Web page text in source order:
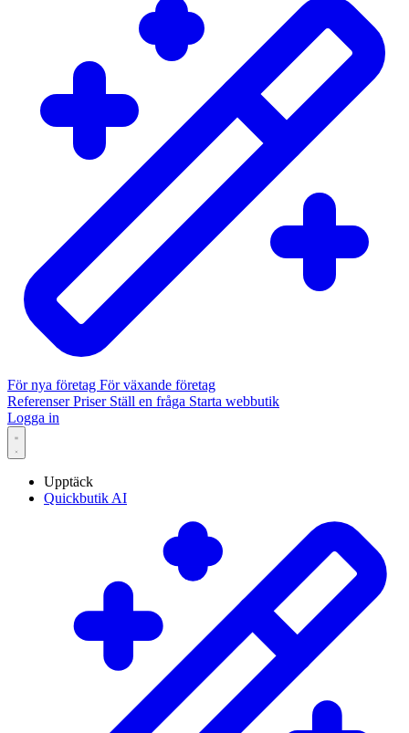
För nya företag För växande företag
ReferenserPriser Ställ en fråga Starta webbutik
Logga in
Upptäck
Quickbutik AI